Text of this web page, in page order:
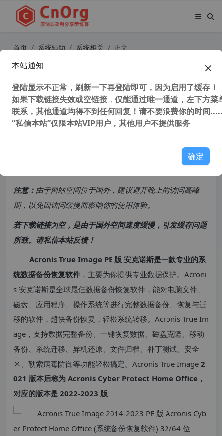
首页 系统辅助 系统相关 正文
Acronis True Image 2014-2023 PE
版 Acronis Cyber Protect Home Off
ice (系统备份恢复软件) 32/64位
48,918 次浏览次阅读
注意： 由于网站空间位于国外，建议避开晚上的访问高峰
期，以免因访问缓慢而影响你的使用体验。
若下载链接为空，是由于国外空间速度缓慢，引发缓存问题
所致。请私信本站反馈！
Acronis True Image PE 版 安克诺斯是一款专业的系
统数据备份恢复软件 ，主要为你提供专业数据保护。Acroni
s 安克诺斯是全球最佳数据备份恢复软件，能对电脑文件、
磁盘、应用程序、操作系统等进行完整数据备份、恢复与迁
移的软件，超快备份恢复，轻松系统转移。Acronis True Im
age，支持数据完整备份、一键恢复数据、磁盘克隆、移动
备份、系统迁移、异机还原、文件归档、补丁测试、安全
区、勒索病毒防御等功能轻松搞定。Acronis True Image 2
021 版本后称为 Acronis Cyber Protect Home Office，
对应的版本是 2022-2023 版
本站通知
登陆显示不正常，刷新一下再登陆即可，因为启用了缓存！
如果下载链接失效或空链接，仅能通过唯一通道，左下方菜
联系，其他通道均得不到任何回复！请不要浪费你的时间
“私信本站”仅限本站VIP用户，其他用户不提供服务
确定